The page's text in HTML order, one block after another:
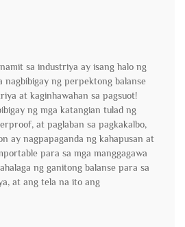
sa industriya ay isang halo ng
ng perpektong balanse
at kaginhawahan sa pagsuot!
ng mga katangian tulad ng
at paglaban sa pagkakalbo,
ay nagpapaganda ng kahapusan at
para sa mga manggagawa
ng ganitong balanse para sa
at ang tela na ito ang